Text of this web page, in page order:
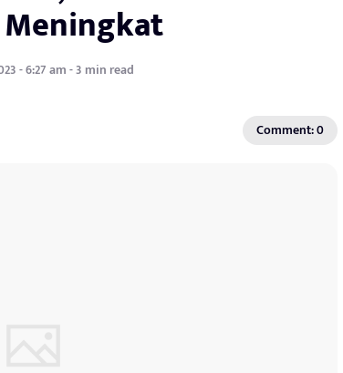
- 6:27 am - 3 min read
Comment: 0